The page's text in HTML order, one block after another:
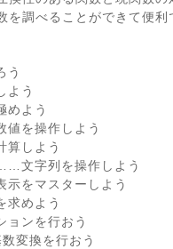
調べることができて便利
う
よう
めよう
を操作しよう
算しよう
文字列を操作しよう
示をマスターしよう
求めよう
ョンを行おう
変換を行おう